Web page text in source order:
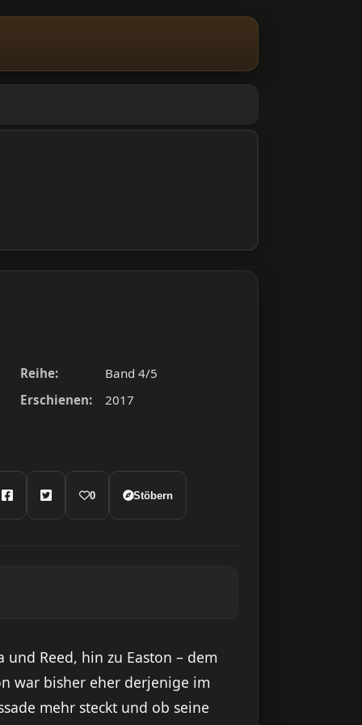
Reihe:
Band 4/5
Erschienen: 2017
0 Stöbern
Reed, hin zu Easton – dem
war bisher eher derjenige im
mehr steckt und ob seine